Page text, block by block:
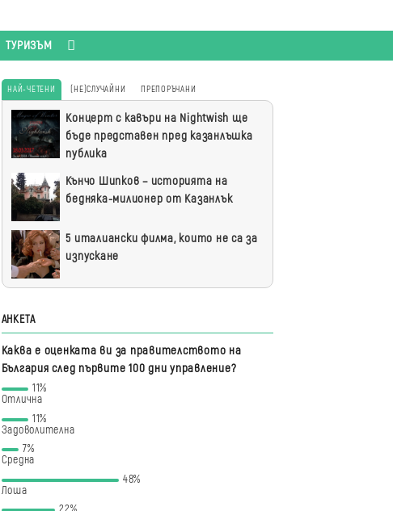
ТУРИЗЪМ
НАЙ-ЧЕТЕНИ (НЕ)СЛУЧАЙНИ ПРЕПОРЪЧАНИ
Най-
четени
Концерт с кавъри на Nightwish ще
бъде представен пред казанлъшка
публика
Кънчо Шипков – историята на
бедняка-милионер от Казанлък
5 италиански филма, които не са за
изпускане
АНКЕТА
Каква е оценката ви за правителството на
България след първите 100 дни управление?
11%
Отлична
11%
Задоволителна
7%
Средна
48%
Лоша